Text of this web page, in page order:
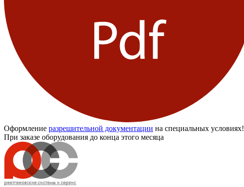
Оформление разрешительной документации на специальных условиях!
При заказе оборудования до конца этого месяца